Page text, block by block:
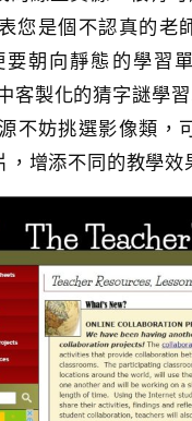
您是個不認真的老
朝向靜態的學習
客製化的猜字謎學
不妨挑選影像類，
，增添不同的教學效